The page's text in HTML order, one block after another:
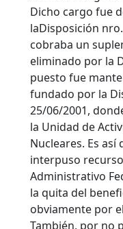
Dicho cargo fue
laDisposición
cobraba un
eliminado por la
puesto fue
fundado por la
25/06/2001,
la Unidad de
Nucleares. Es
interpuso
Administrativo
la quita del
obviamente por
También, por no